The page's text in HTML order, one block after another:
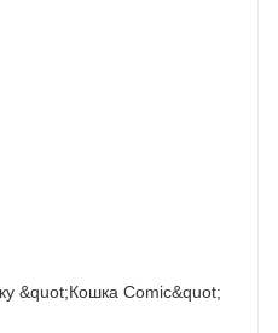
&quot;Кошка Comic&quot;